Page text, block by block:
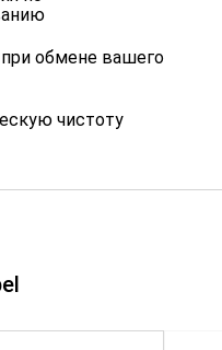
при обмене вашего
чистоту